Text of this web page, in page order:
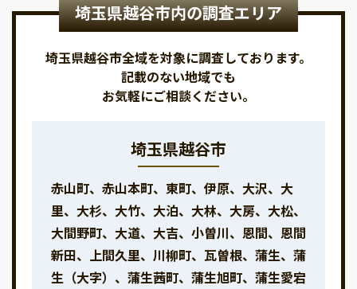
埼玉県越谷市内の調査エリア
埼玉県越谷市全域を対象に調査しております。
記載のない地域でも
お気軽にご相談ください。
埼玉県越谷市
赤山町、赤山本町、東町、伊原、大沢、大
里、大杉、大竹、大泊、大林、大房、大松、
大間野町、大道、大吉、小曽川、恩間、恩間
新田、上間久里、川柳町、瓦曽根、蒲生、蒲
生（大字）、蒲生茜町、蒲生旭町、蒲生愛宕